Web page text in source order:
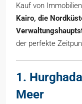
Kauf von
Kairo, die
der perfekte
1.
Meer